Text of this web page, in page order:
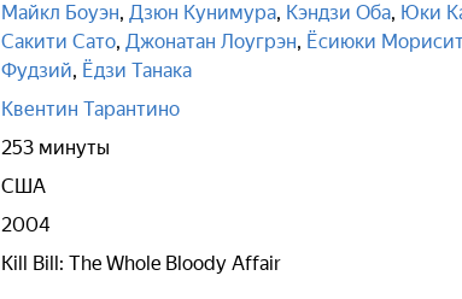
Майкл Боуэн, Дзюн Кунимура, Кэндзи Оба, Юки
Сакити Сато, Джонатан Лоугрэн, Ёсиюки
Фудзий, Ёдзи Танака
Квентин Тарантино
253 минуты
США
2004
Kill Bill: The Whole Bloody Affair